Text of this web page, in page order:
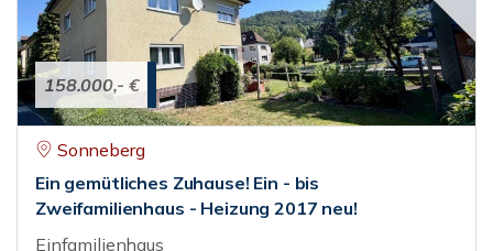
158.000,- €
Sonneberg
Ein gemütliches Zuhause! Ein - bis
Zweifamilienhaus - Heizung 2017 neu!
Einfamilienhaus